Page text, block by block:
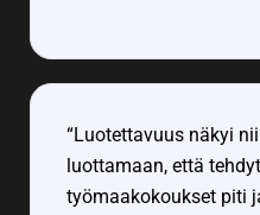
“Luotettavuus näkyi
luottamaan, että
työmaakokoukset piti